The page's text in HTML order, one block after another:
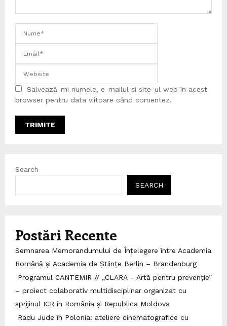
Salvează-mi numele, e-mailul și site-ul web în acest
browser pentru data viitoare când comentez.
Search
SEARCH
Postări Recente
Semnarea Memorandumului de Înțelegere între Academia
Română și Academia de Științe Berlin – Brandenburg
Programul CANTEMIR // „CLARA – Artă pentru prevenție”
– proiect colaborativ multidisciplinar organizat cu
sprijinul ICR în România și Republica Moldova
Radu Jude în Polonia: ateliere cinematografice cu